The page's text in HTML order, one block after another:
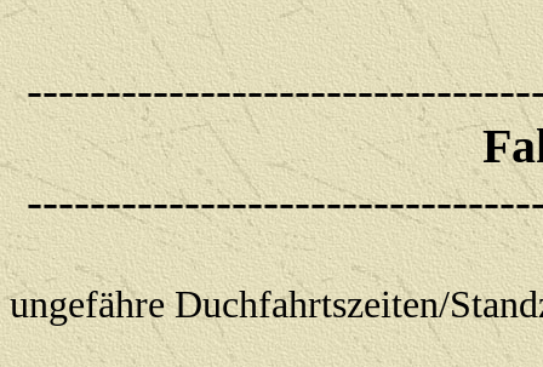
ungefähre Duchfahrtszeiten/